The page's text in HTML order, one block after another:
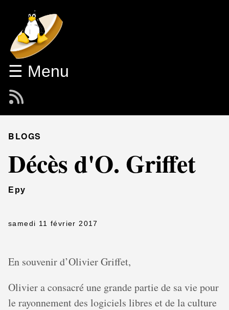
☰ Menu
BLOGS
Décès d'O. Griffet
Epy
samedi 11 février 2017
En souvenir d’Olivier Griffet,
Olivier a consacré une grande partie de sa vie pour
le rayonnement des logiciels libres et de la culture